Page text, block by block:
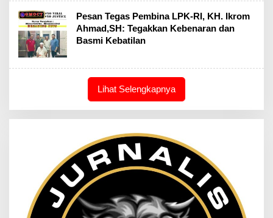
Pesan Tegas Pembina LPK-RI, KH. Ikrom
Ahmad,SH: Tegakkan Kebenaran dan
Basmi Kebatilan
Lihat Selengkapnya